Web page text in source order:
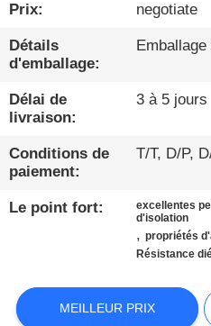
DE
NOUS
VISITE
CONDITIONS
DE
CONTACTEZ-
Prix: negotiate
Détails
d'emballage:
Délai de
livraison:
3 à 5 jours
Conditions de
paiement:
T/T, D/P,
Le point fort:
excellentes
d'isolation
,propriétés
Résistance
MEILLEUR PRIX